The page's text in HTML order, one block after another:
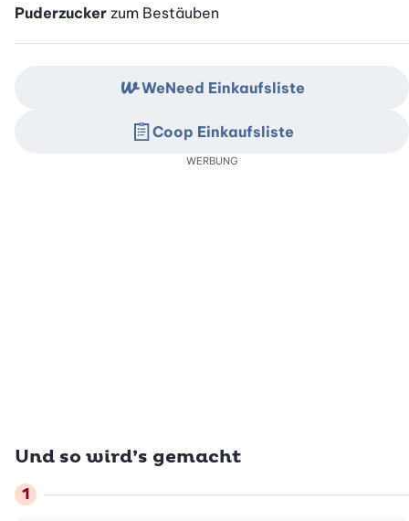
Puderzucker zum Bestäuben
Und so wird’s gemacht
WeNeed Einkaufsliste
Coop Einkaufsliste
WERBUNG